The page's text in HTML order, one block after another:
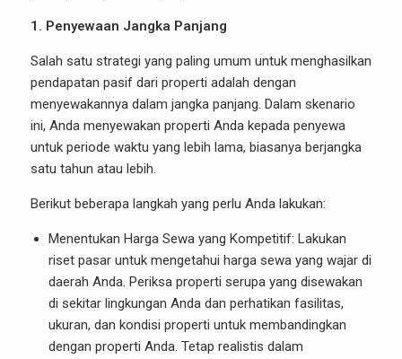
1. Penyewaan Jangka Panjang
Salah satu strategi yang paling umum untuk menghasilkan
pendapatan pasif dari properti adalah dengan
menyewakannya dalam jangka panjang. Dalam skenario
ini, Anda menyewakan properti Anda kepada penyewa
untuk periode waktu yang lebih lama, biasanya berjangka
satu tahun atau lebih.
Berikut beberapa langkah yang perlu Anda lakukan:
Menentukan Harga Sewa yang Kompetitif: Lakukan
riset pasar untuk mengetahui harga sewa yang wajar di
daerah Anda. Periksa properti serupa yang disewakan
di sekitar lingkungan Anda dan perhatikan fasilitas,
ukuran, dan kondisi properti untuk membandingkan
dengan properti Anda. Tetap realistis dalam